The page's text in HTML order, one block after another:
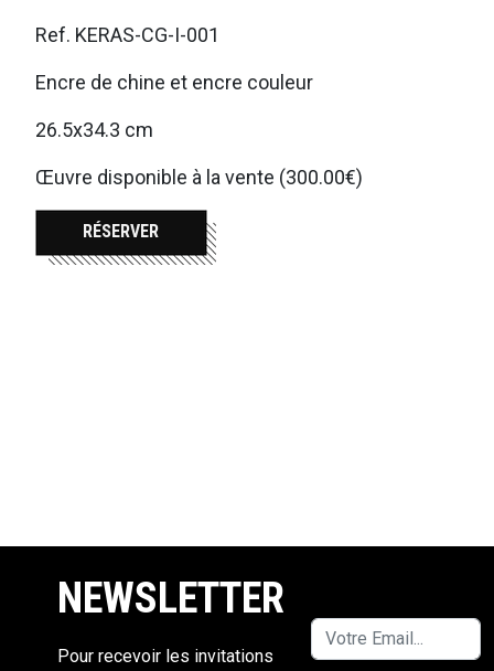
Ref. KERAS-CG-I-001
Encre de chine et encre couleur
26.5x34.3 cm
Œuvre disponible à la vente (300.00€)
RÉSERVER
NEWSLETTER
Pour recevoir les invitations